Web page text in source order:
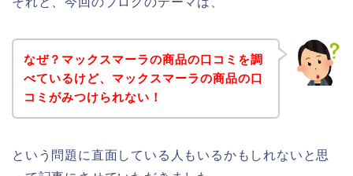
なぜ？マックスマーラの商品の口コミを調
べているけど、マックスマーラの商品の口
コミがみつけられない！
という問題に直面している人もいるかもしれないと思